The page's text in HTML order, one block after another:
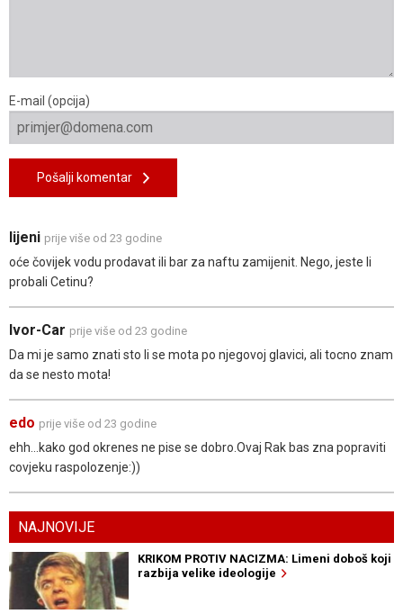
E-mail (opcija)
Pošalji komentar
lijeni prije više od 23 godine
oće čovijek vodu prodavat ili bar za naftu zamijenit. Nego, jeste li
probali Cetinu?
Ivor-Car prije više od 23 godine
Da mi je samo znati sto li se mota po njegovoj glavici, ali tocno znam
da se nesto mota!
edo prije više od 23 godine
ehh...kako god okrenes ne pise se dobro.Ovaj Rak bas zna popraviti
covjeku raspolozenje:))
NAJNOVIJE
KRIKOM PROTIV NACIZMA: Limeni doboš koji
razbija velike ideologije